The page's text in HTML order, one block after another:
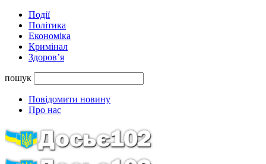
Події
Політика
Економіка
Кримінал
Здоров’я
пошук
Повідомити новину
Про нас